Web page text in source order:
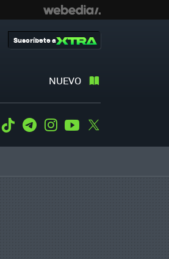
NUEVO
Suscríbete a
WhatsApp
Tiktok TelegramInstagramYoutube